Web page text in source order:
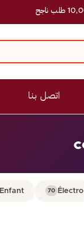
اتصل بنا
Électro
70
Enfant